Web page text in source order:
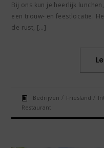
Bij ons kun je heerlijk
een trouw- en feestlocatie.
de rust, […]
Bedrijven / Friesland /
Restaurant